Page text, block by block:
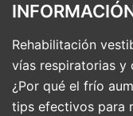
Rehabilitación
vías respiratorias y
¿Por qué el frío
tips efectivos para